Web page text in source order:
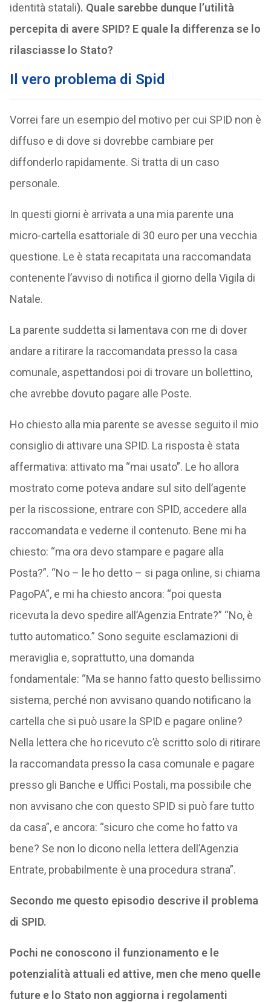
identità statali). Quale sarebbe dunque l’utilità
percepita di avere SPID? E quale la differenza se lo
rilasciasse lo Stato?
Il vero problema di Spid
Vorrei fare un esempio del motivo per cui SPID non è
diffuso e di dove si dovrebbe cambiare per
diffonderlo rapidamente. Si tratta di un caso
personale.
In questi giorni è arrivata a una mia parente una
micro-cartella esattoriale di 30 euro per una vecchia
questione. Le è stata recapitata una raccomandata
contenente l’avviso di notifica il giorno della Vigila di
Natale.
La parente suddetta si lamentava con me di dover
andare a ritirare la raccomandata presso la casa
comunale, aspettandosi poi di trovare un bollettino,
che avrebbe dovuto pagare alle Poste.
Ho chiesto alla mia parente se avesse seguito il mio
consiglio di attivare una SPID. La risposta è stata
affermativa: attivato ma “mai usato”. Le ho allora
mostrato come poteva andare sul sito dell’agente
per la riscossione, entrare con SPID, accedere alla
raccomandata e vederne il contenuto. Bene mi ha
chiesto: “ma ora devo stampare e pagare alla
Posta?”. “No – le ho detto – si paga online, si chiama
PagoPA”, e mi ha chiesto ancora: “poi questa
ricevuta la devo spedire all’Agenzia Entrate?” “No, è
tutto automatico.” Sono seguite esclamazioni di
meraviglia e, soprattutto, una domanda
fondamentale: “Ma se hanno fatto questo bellissimo
sistema, perché non avvisano quando notificano la
cartella che si può usare la SPID e pagare online?
Nella lettera che ho ricevuto c’è scritto solo di ritirare
la raccomandata presso la casa comunale e pagare
presso gli Banche e Uffici Postali, ma possibile che
non avvisano che con questo SPID si può fare tutto
da casa”, e ancora: “sicuro che come ho fatto va
bene? Se non lo dicono nella lettera dell’Agenzia
Entrate, probabilmente è una procedura strana”.
Secondo me questo episodio descrive il problema
di SPID.
Pochi ne conoscono il funzionamento e le
potenzialità attuali ed attive, men che meno quelle
future e lo Stato non aggiorna i regolamenti